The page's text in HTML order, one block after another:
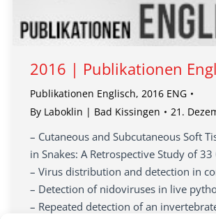
2016 | Publikationen
Publikationen Englisch, 2016 ENG
By Laboklin | Bad Kissingen 21.
– Cutaneous and Subcutaneous Soft
in Snakes: A Retrospective Study of 33
– Virus distribution and detection in
– Detection of nidoviruses in live
– Repeated detection of an